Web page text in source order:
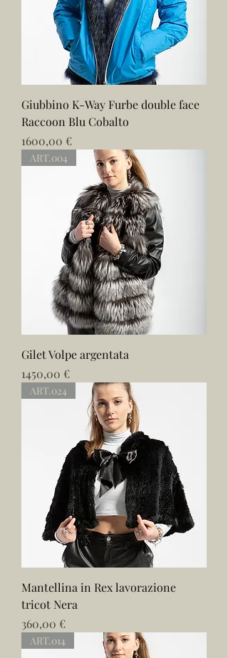
Giubbino K-Way Furbe double face
Raccoon Blu Cobalto
Prezzo
1600,00 €
ART.004
Gilet Volpe argentata
Prezzo
1450,00 €
ART.024
Mantellina in Rex lavorazione
tricot Nera
Prezzo
360,00 €
ART.014